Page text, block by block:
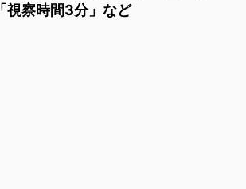
「視察時間3分」など